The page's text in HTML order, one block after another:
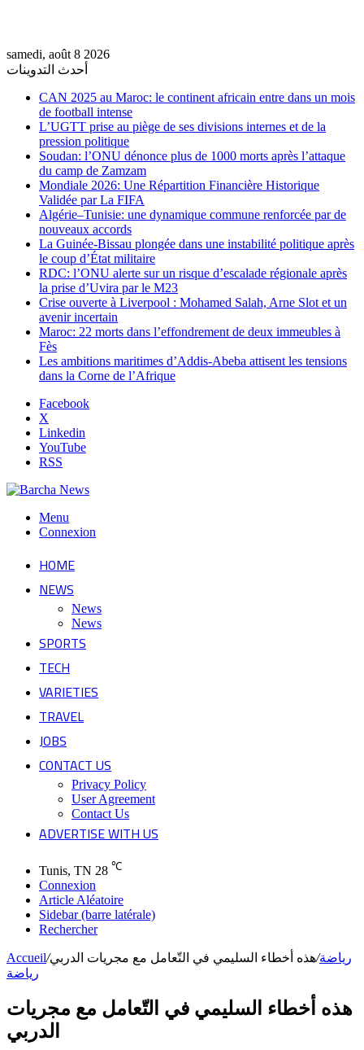
samedi, août 8 2026
أحدث التدوينات
CAN 2025 au Maroc: le continent africain entre dans un mois
de football intense
L’UGTT prise au piège de ses divisions internes et de la
pression politique
Soudan: l’ONU dénonce plus de 1000 morts après l’attaque
du camp de Zamzam
Mondiale 2026: Une Répartition Financière Historique
Validée par La FIFA
Algérie–Tunisie: une dynamique commune renforcée par de
nouveaux accords
La Guinée-Bissau plongée dans une instabilité politique après
le coup d’État militaire
RDC: l’ONU alerte sur un risque d’escalade régionale après
la prise d’Uvira par le M23
Crise ouverte à Liverpool : Mohamed Salah, Arne Slot et un
avenir incertain
Maroc: 22 morts dans l’effondrement de deux immeubles à
Fès
Les ambitions maritimes d’Addis-Abeba attisent les tensions
dans la Corne de l’Afrique
Facebook
X
Linkedin
YouTube
RSS
Menu
Connexion
HOME
NEWS
News
News
SPORTS
TECH
VARIETIES
TRAVEL
JOBS
CONTACT US
Privacy Policy
User Agreement
Contact Us
ADVERTISE WITH US
Tunis, TN 28 ℃
Connexion
Article Aléatoire
Sidebar (barre latérale)
Rechercher
Accueil/ رياضة/هذه أخطاء السليمي في التّعامل مع مجريات الدربي
رياضة
هذه أخطاء السليمي في التّعامل مع مجريات
الدربي